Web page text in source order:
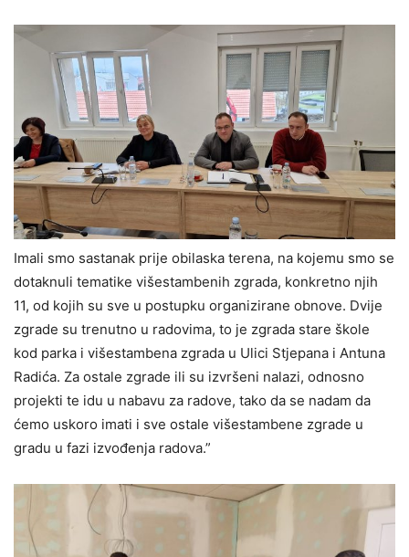
Imali smo sastanak prije obilaska terena, na kojemu smo se
dotaknuli tematike višestambenih zgrada, konkretno njih
11, od kojih su sve u postupku organizirane obnove. Dvije
zgrade su trenutno u radovima, to je zgrada stare škole
kod parka i višestambena zgrada u Ulici Stjepana i Antuna
Radića. Za ostale zgrade ili su izvršeni nalazi, odnosno
projekti te idu u nabavu za radove, tako da se nadam da
ćemo uskoro imati i sve ostale višestambene zgrade u
gradu u fazi izvođenja radova.”